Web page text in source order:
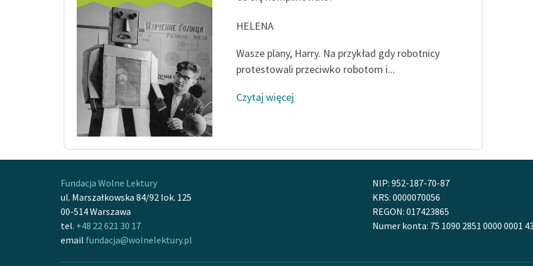
HELENA
Wasze plany, Harry. Na przykład gdy robotnicy
protestowali przeciwko robotom i...
Czytaj więcej
Fundacja Wolne Lektury
ul. Marszałkowska 84/92 lok. 125
00-514 Warszawa
tel. +48 22 621 30 17
email fundacja@wolnelektury.pl
NIP: 952-187-70-87
KRS: 0000070056
REGON: 017423865
Numer konta: 75 1090 2851 0000 0001